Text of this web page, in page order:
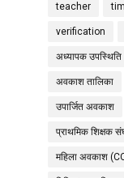
teacher
verification
अध्यापक उपस्थिति
अवकाश तालिका
उपार्जित अवकाश
प्राथमिक शिक्षक
महिला अवकाश